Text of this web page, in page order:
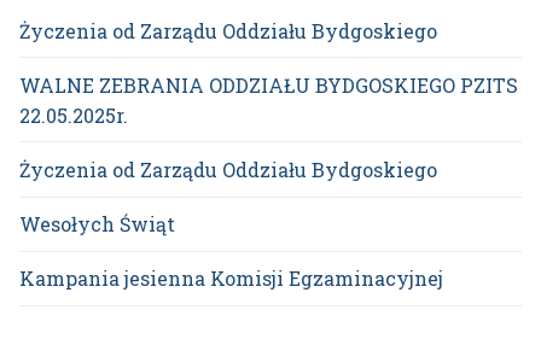
Życzenia od Zarządu Oddziału Bydgoskiego
WALNE ZEBRANIA ODDZIAŁU BYDGOSKIEGO PZITS
22.05.2025r.
Życzenia od Zarządu Oddziału Bydgoskiego
Wesołych Świąt
Kampania jesienna Komisji Egzaminacyjnej